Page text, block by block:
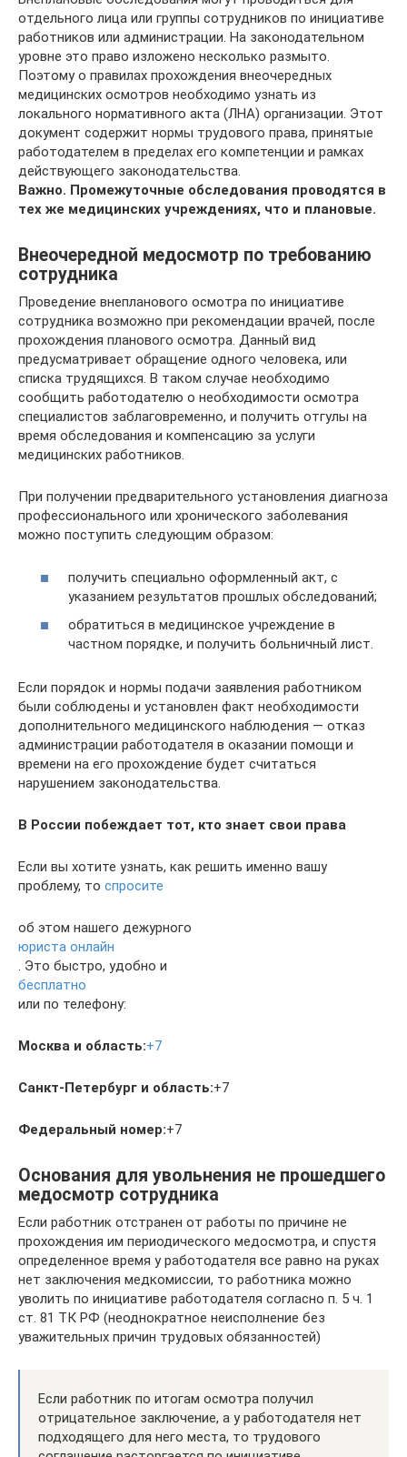
отдельного лица или группы сотрудников по инициативе
работников или администрации. На законодательном
уровне это право изложено несколько размыто.
Поэтому о правилах прохождения внеочередных
медицинских осмотров необходимо узнать из
локального нормативного акта (ЛНА) организации. Этот
документ содержит нормы трудового права, принятые
работодателем в пределах его компетенции и рамках
действующего законодательства.
Важно. Промежуточные обследования проводятся в
тех же медицинских учреждениях, что и плановые.
Внеочередной медосмотр по требованию
сотрудника
Проведение внепланового осмотра по инициативе
сотрудника возможно при рекомендации врачей, после
прохождения планового осмотра. Данный вид
предусматривает обращение одного человека, или
списка трудящихся. В таком случае необходимо
сообщить работодателю о необходимости осмотра
специалистов заблаговременно, и получить отгулы на
время обследования и компенсацию за услуги
медицинских работников.
При получении предварительного установления диагноза
профессионального или хронического заболевания
можно поступить следующим образом:
получить специально оформленный акт, с
указанием результатов прошлых обследований;
обратиться в медицинское учреждение в
частном порядке, и получить больничный лист.
Если порядок и нормы подачи заявления работником
были соблюдены и установлен факт необходимости
дополнительного медицинского наблюдения — отказ
администрации работодателя в оказании помощи и
времени на его прохождение будет считаться
нарушением законодательства.
В России побеждает тот, кто знает свои права
Если вы хотите узнать, как решить именно вашу
проблему, то спросите
об этом нашего дежурного
юриста онлайн
. Это быстро, удобно и
бесплатно
или по телефону:
Москва и область:+7
Санкт-Петербург и область:+7
Федеральный номер:+7
Основания для увольнения не прошедшего
медосмотр сотрудника
Если работник отстранен от работы по причине не
прохождения им периодического медосмотра, и спустя
определенное время у работодателя все равно на руках
нет заключения медкомиссии, то работника можно
уволить по инициативе работодателя согласно п. 5 ч. 1
ст. 81 ТК РФ (неоднократное неисполнение без
уважительных причин трудовых обязанностей)
Если работник по итогам осмотра получил
отрицательное заключение, а у работодателя нет
подходящего для него места, то трудового